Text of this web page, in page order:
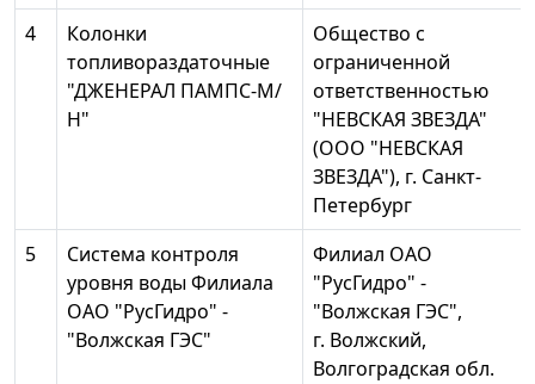
4
Колонки
топливораздаточные
"ДЖЕНЕРАЛ ПАМПС-М/
Н"
Общество с
ограниченной
ответственностью
"НЕВСКАЯ ЗВЕЗДА"
(ООО "НЕВСКАЯ
ЗВЕЗДА"), г. Санкт-
Петербург
5
Система контроля
уровня воды Филиала
ОАО "РусГидро" -
"Волжская ГЭС"
Филиал ОАО
"РусГидро" -
"Волжская ГЭС",
г. Волжский,
Волгоградская обл.